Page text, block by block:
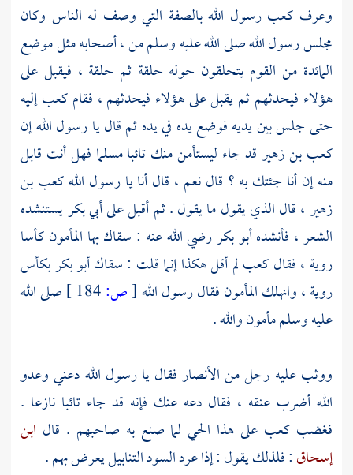
وعرف كعبرسول الله بالصفة التي وصف له الناس وكان
مجلس رسول الله صلى الله عليه وسلم من ، أصحابه مثل موضع
المائدة من القوم يتحلقون حوله حلقة ثم حلقة ، فيقبل على
هؤلاء فيحدثهم ثم يقبل على هؤلاء فيحدثهم ، فقامكعبإليه
حتى جلس بين يديه فوضع يده في يده ثم قال يا رسول الله إن
كعب بن زهيرقد جاء ليستأمن منك تائبا مسلما فهل أنت قابل
منه إن أنا جئتك به ؟ قال نعم ، قال أنا يا رسول اللهكعب بن
زهير، قال الذي يقول ما يقول . ثم أقبل علىأبي بكريستنشده
الشعر ، فأنشدهأبو بكررضي الله عنه : سقاك بها المأمون كأسا
روية ، فقالكعبلم أقل هكذا إنما قلت : سقاكأبو بكربكأس
روية ، وانهلك المأمون فقال رسول الله[ص:
صلى الله
عليه وسلم مأمون والله .
ووثب عليه رجل منالأنصارفقال يا رسول الله دعني وعدو
الله أضرب عنقه ، فقال دعه عنك فإنه قد جاء تائبا نازعا .
فغضبكعب على هذا الحي لما صنع به صاحبهم . قال ابن
إسحاق: فلذلك يقول : إذا عرد السود التنابيل يعرض بهم .